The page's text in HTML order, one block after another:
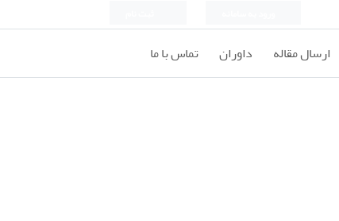
ارسال مقاله داوران تماس با ما